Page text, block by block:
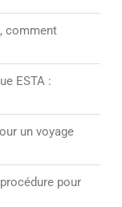
comment
ESTA :
un voyage
pour